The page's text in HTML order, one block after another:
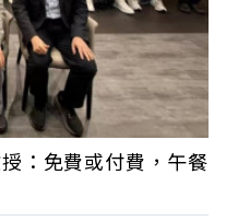
：免費或付費，午餐